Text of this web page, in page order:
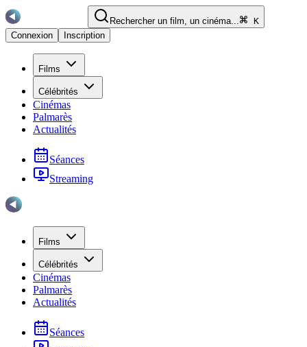
Rechercher un film, un cinéma...
K
Connexion
Inscription
Films
Célébrités
Cinémas
Palmarès
Actualités
Séances
Streaming
Films
Célébrités
Cinémas
Palmarès
Actualités
Séances